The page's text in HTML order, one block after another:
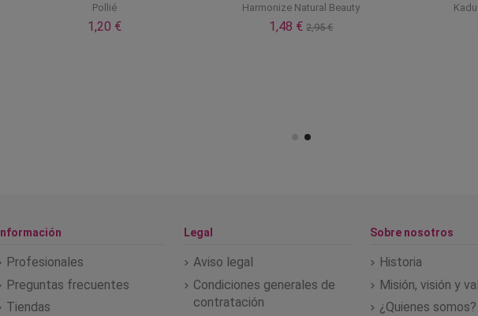
Pollié
1,20 €
Harmonize Natural Beauty
1,48 €2,95 €
Información
Profesionales
Preguntas frecuentes
Tiendas
Legal
Aviso legal
Condiciones generales de
contratación
Sobre nosotros
Historia
Misión, visión y
¿Quienes somos?